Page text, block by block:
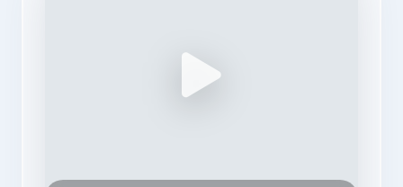
上一次團購真係刷新咗我自己個人紀錄，
好多客人未飲晒已經問我幾時再開。
好耐之前就係日頭用💙 WELLAGE H.A 保濕藥丸面膜
有 900,000ppm 透明質酸，一搽即補水補光💧
今次套裝仲送埋枝100%透明質酸精華
仲要係嬰兒水光針同款成份，1:1復刻醫美處方